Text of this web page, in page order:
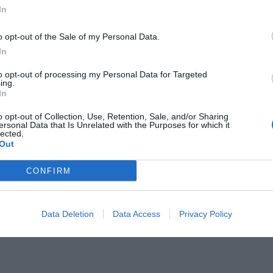
opt-out of the Sale of my Personal Data.
opt-out of processing my Personal Data for Targeted
opt-out of Collection, Use, Retention, Sale, and/or Sharing
Data that Is Unrelated with the Purposes for which it
CONFIRM
Data Deletion Data Access Privacy Policy
Bunda
Held
hnedá
nadrozm.
Bunda
Held
699,00 €
Bunda
Held
329,95 €
Bunda
Held